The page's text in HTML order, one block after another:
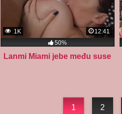
1K
12:41
50%
Lanmi Miami jebe među suse
1 2